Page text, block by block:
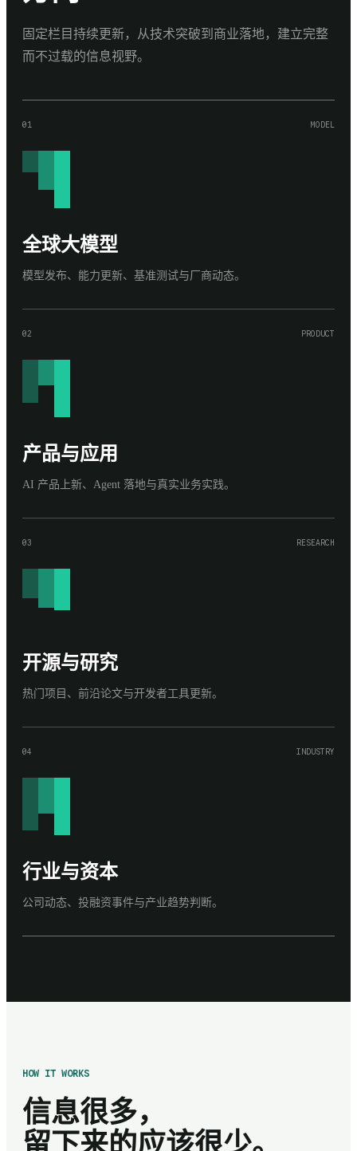
固定栏目持续更新，从技术突破到商业落地，建立完整
而不过载的信息视野。
01 MODEL
全球大模型
模型发布、能力更新、基准测试与厂商动态。
02 PRODUCT
产品与应用
AI 产品上新、Agent 落地与真实业务实践。
03 RESEARCH
开源与研究
热门项目、前沿论文与开发者工具更新。
04 INDUSTRY
行业与资本
公司动态、投融资事件与产业趋势判断。
HOW IT WORKS
信息很多，
留下来的应该很少。